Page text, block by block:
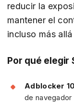
reducir la
mantener el
incluso más
Por qué elegir
Adblocker
de